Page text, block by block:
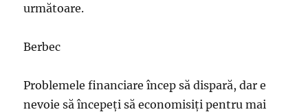
următoare.
Berbec
Problemele financiare încep să dispară, dar e
nevoie să începeţi să economisiţi pentru mai